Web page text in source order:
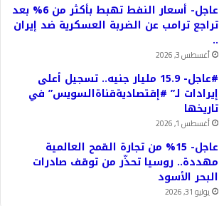
عاجل- أسعار النفط تهبط بأكثر من 6% بعد
تراجع ترامب عن الضربة العسكرية ضد إيران
..
أغسطس 3, 2026
#عاجل- 15.9 مليار جنيه.. تسجيل أعلى
إيرادات لـ” #إقتصاديةقناةالسويس” في
تاريخها
أغسطس 1, 2026
عاجل- 15% من تجارة القمح العالمية
مهددة.. روسيا تحذّر من توقف صادرات
البحر الأسود
يوليو 31, 2026